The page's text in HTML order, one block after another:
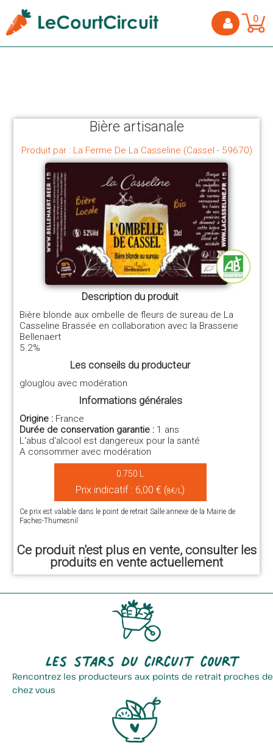
0
Bière artisanale
Produit par : La Ferme De La Casseline (Cassel - 59670)
Description du produit
Bière blonde aux ombelle de fleurs de sureau de La
Casseline Brassée en collaboration avec la Brasserie
Bellenaert
5.2%
Les conseils du producteur
glouglou avec modération
Informations générales
Origine : France
Durée de conservation garantie : 1 ans
L'abus d'alcool est dangereux pour la santé
A consommer avec modération
0.750 L
Prix indicatif : 6,00 € (8€/L)
Ce prix est valable dans le point de retrait Salle annexe de la Mairie de
Faches-Thumesnil
Ce produit n'est plus en vente, consulter les
produits en vente actuellement
Les stars du circuit court
Rencontrez les producteurs aux points de retrait proches de
chez vous